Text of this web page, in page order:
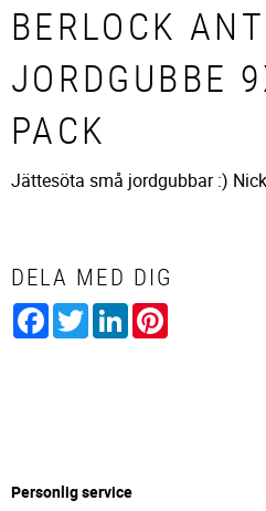
BERLOCK
JORDGUBBE
PACK
Jättesöta små jordgubbar :)
DELA MED DIG
Facebook
TwitterLinkedIn
Personlig service